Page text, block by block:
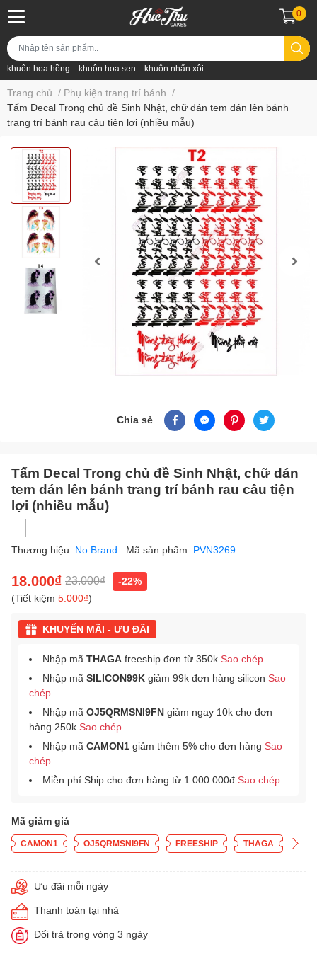
khuôn hoa hồng khuôn hoa sen khuôn nhấn xôi
0
Trang chủ / Phụ kiện trang trí bánh /
Tấm Decal Trong chủ đề Sinh Nhật, chữ dán tem dán lên bánh
trang trí bánh rau câu tiện lợi (nhiều mẫu)
Chia sẻ
Tấm Decal Trong chủ đề Sinh Nhật, chữ dán
tem dán lên bánh trang trí bánh rau câu tiện
lợi (nhiều mẫu)
Thương hiệu: No Brand Mã sản phẩm: PVN3269
18.000₫ 23.000₫
-22%
(Tiết kiệm 5.000₫)
KHUYẾN MÃI - ƯU ĐÃI
Nhập mã THAGA freeship đơn từ 350k Sao chép
Nhập mã SILICON99K giảm 99k đơn hàng silicon Sao
chép
Nhập mã OJ5QRMSNI9FN giảm ngay 10k cho đơn
hàng 250k Sao chép
Nhập mã CAMON1 giảm thêm 5% cho đơn hàng Sao
chép
Miễn phí Ship cho đơn hàng từ 1.000.000đ Sao chép
Mã giảm giá
CAMON1 OJ5QRMSNI9FN FREESHIP THAGA
Ưu đãi mỗi ngày
Thanh toán tại nhà
Đổi trả trong vòng 3 ngày